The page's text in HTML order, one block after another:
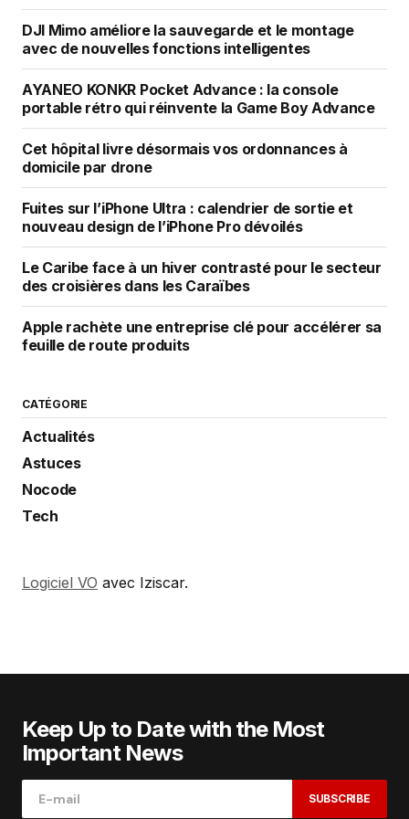
DJI Mimo améliore la sauvegarde et le montage
avec de nouvelles fonctions intelligentes
AYANEO KONKR Pocket Advance : la console
portable rétro qui réinvente la Game Boy Advance
Cet hôpital livre désormais vos ordonnances à
domicile par drone
Fuites sur l’iPhone Ultra : calendrier de sortie et
nouveau design de l’iPhone Pro dévoilés
Le Caribe face à un hiver contrasté pour le secteur
des croisières dans les Caraïbes
Apple rachète une entreprise clé pour accélérer sa
feuille de route produits
CATÉGORIE
Actualités
Astuces
Nocode
Tech
Logiciel VO avec Iziscar.
Keep Up to Date with the Most
Important News
SUBSCRIBE